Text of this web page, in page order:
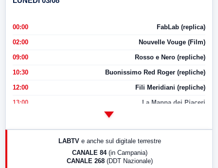
00:00 FabLab (replica)
02:00 Nouvelle Vouge (Film)
09:00 Rosso e Nero (repliche)
10:30 Buonissimo Red Roger (repliche)
12:00 Fili Meridiani (repliche)
13:00 La Mappa dei Piaceri
LABTV e anche sul digitale terrestre
CANALE 84 (in Campania)
CANALE 268 (DDT Nazionale)